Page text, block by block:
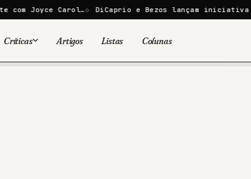
DiCaprio e Bezos lançam iniciativa de US$ 200
Críticas Artigos Listas Colunas